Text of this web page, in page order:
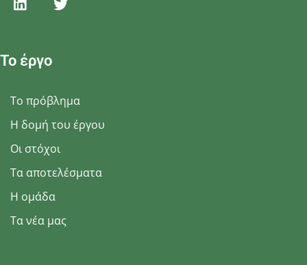
Το έργο
Το πρόβλημα
Η δομή του έργου
Οι στόχοι
Τα αποτελέσματα
Η ομάδα
Τα νέα μας